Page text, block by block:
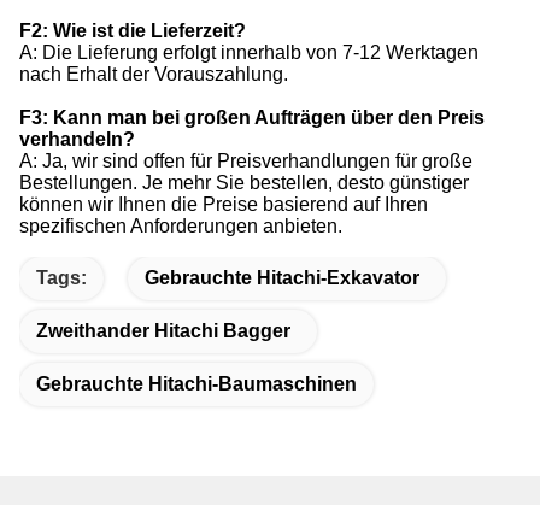
F2: Wie ist die Lieferzeit?
A: Die Lieferung erfolgt innerhalb von 7-12 Werktagen
nach Erhalt der Vorauszahlung.
F3: Kann man bei großen Aufträgen über den Preis
verhandeln?
A: Ja, wir sind offen für Preisverhandlungen für große
Bestellungen. Je mehr Sie bestellen, desto günstiger
können wir Ihnen die Preise basierend auf Ihren
spezifischen Anforderungen anbieten.
Tags: Gebrauchte Hitachi-Exkavator
Zweithander Hitachi Bagger
Gebrauchte Hitachi-Baumaschinen